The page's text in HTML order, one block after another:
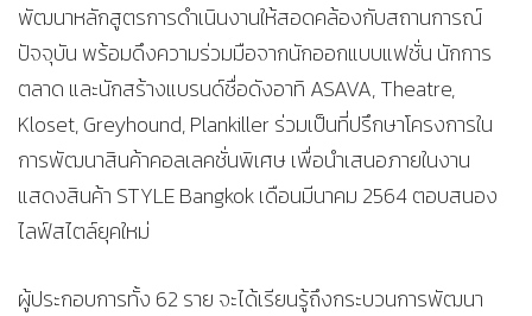
พัฒนาหลักสูตรการดำเนินงานให้สอดคล้องกับสถานการณ์
ปัจจุบัน พร้อมดึงความร่วมมือจากนักออกแบบแฟชั่น นักการ
ตลาด และนักสร้างแบรนด์ชื่อดังอาทิ ASAVA, Theatre,
Kloset, Greyhound, Plankiller ร่วมเป็นที่ปรึกษาโครงการใน
การพัฒนาสินค้าคอลเลคชั่นพิเศษ เพื่อนำเสนอภายในงาน
แสดงสินค้า STYLE Bangkok เดือนมีนาคม 2564 ตอบสนอง
ไลฟ์สไตล์ยุคใหม่
ผู้ประกอบการทั้ง 62 ราย จะได้เรียนรู้ถึงกระบวนการพัฒนา